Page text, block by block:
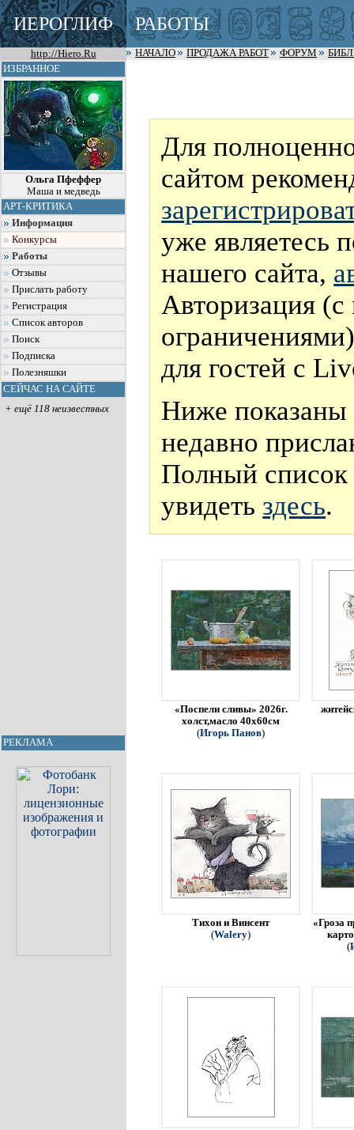
ИЕРОГЛИФ РАБОТЫ
http://Hiero.Ru НАЧАЛО ПРОДАЖА РАБОТ ФОРУМ
ИЗБРАННОЕ
Ольга Пфеффер
Маша и медведь
АРТ-КРИТИКА
Информация
Конкурсы
Работы
Отзывы
Прислать работу
Регистрация
Список авторов
Поиск
Подписка
Полезняшки
СЕЙЧАС НА САЙТЕ
+ ещё 118 неизвестных
РЕКЛАМА
Для
сайтом
уже являетесь
нашего сайта,
Авторизация
для гостей с
Ниже показаны
недавно
Полный
увидеть здесь.
«Поспели сливы» 2026г.
холст,масло 40х60см
(Игорь Панов)
Тихон и Винсент
(Walery)
«Гроза
(